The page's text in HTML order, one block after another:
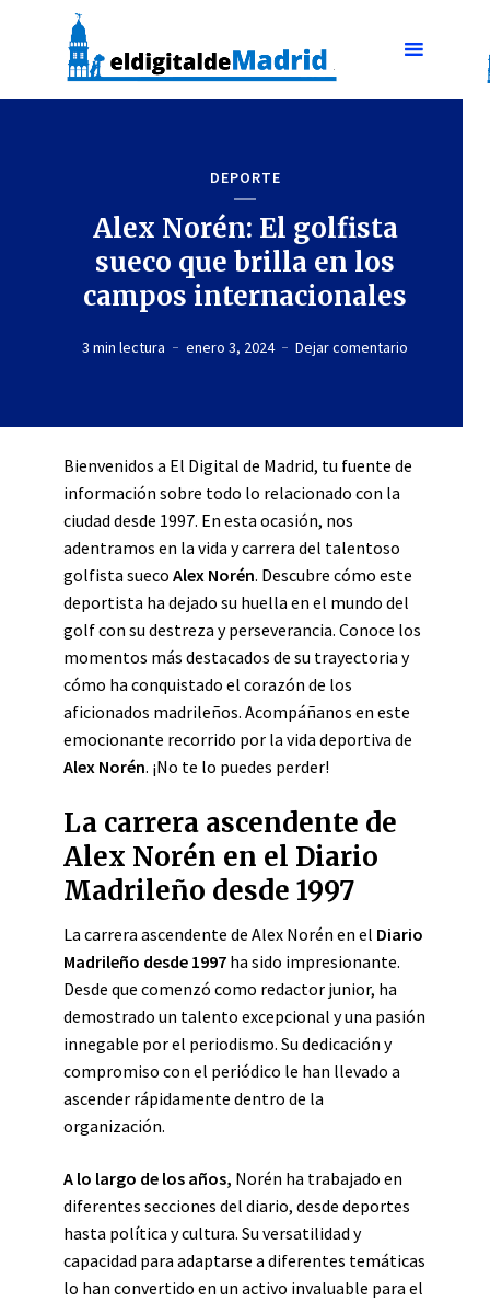
DEPORTE
Alex Norén: El golfista
sueco que brilla en los
campos internacionales
3 min lectura enero 3, 2024 Dejar comentario
Bienvenidos a El Digital de Madrid, tu fuente de
información sobre todo lo relacionado con la
ciudad desde 1997. En esta ocasión, nos
adentramos en la vida y carrera del talentoso
golfista sueco Alex Norén. Descubre cómo este
deportista ha dejado su huella en el mundo del
golf con su destreza y perseverancia. Conoce los
momentos más destacados de su trayectoria y
cómo ha conquistado el corazón de los
aficionados madrileños. Acompáñanos en este
emocionante recorrido por la vida deportiva de
Alex Norén. ¡No te lo puedes perder!
La carrera ascendente de
Alex Norén en el Diario
Madrileño desde 1997
La carrera ascendente de Alex Norén en el Diario
Madrileño desde 1997 ha sido impresionante.
Desde que comenzó como redactor junior, ha
demostrado un talento excepcional y una pasión
innegable por el periodismo. Su dedicación y
compromiso con el periódico le han llevado a
ascender rápidamente dentro de la
organización.
A lo largo de los años, Norén ha trabajado en
diferentes secciones del diario, desde deportes
hasta política y cultura. Su versatilidad y
capacidad para adaptarse a diferentes temáticas
lo han convertido en un activo invaluable para el